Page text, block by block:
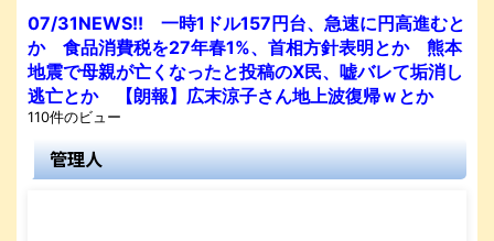
07/31NEWS!! 一時1ドル157円台、急速に円高進むと
か 食品消費税を27年春1%、首相方針表明とか 熊本
地震で母親が亡くなったと投稿のX民、嘘バレて垢消し
逃亡とか 【朗報】広末涼子さん地上波復帰ｗとか
110件のビュー
管理人